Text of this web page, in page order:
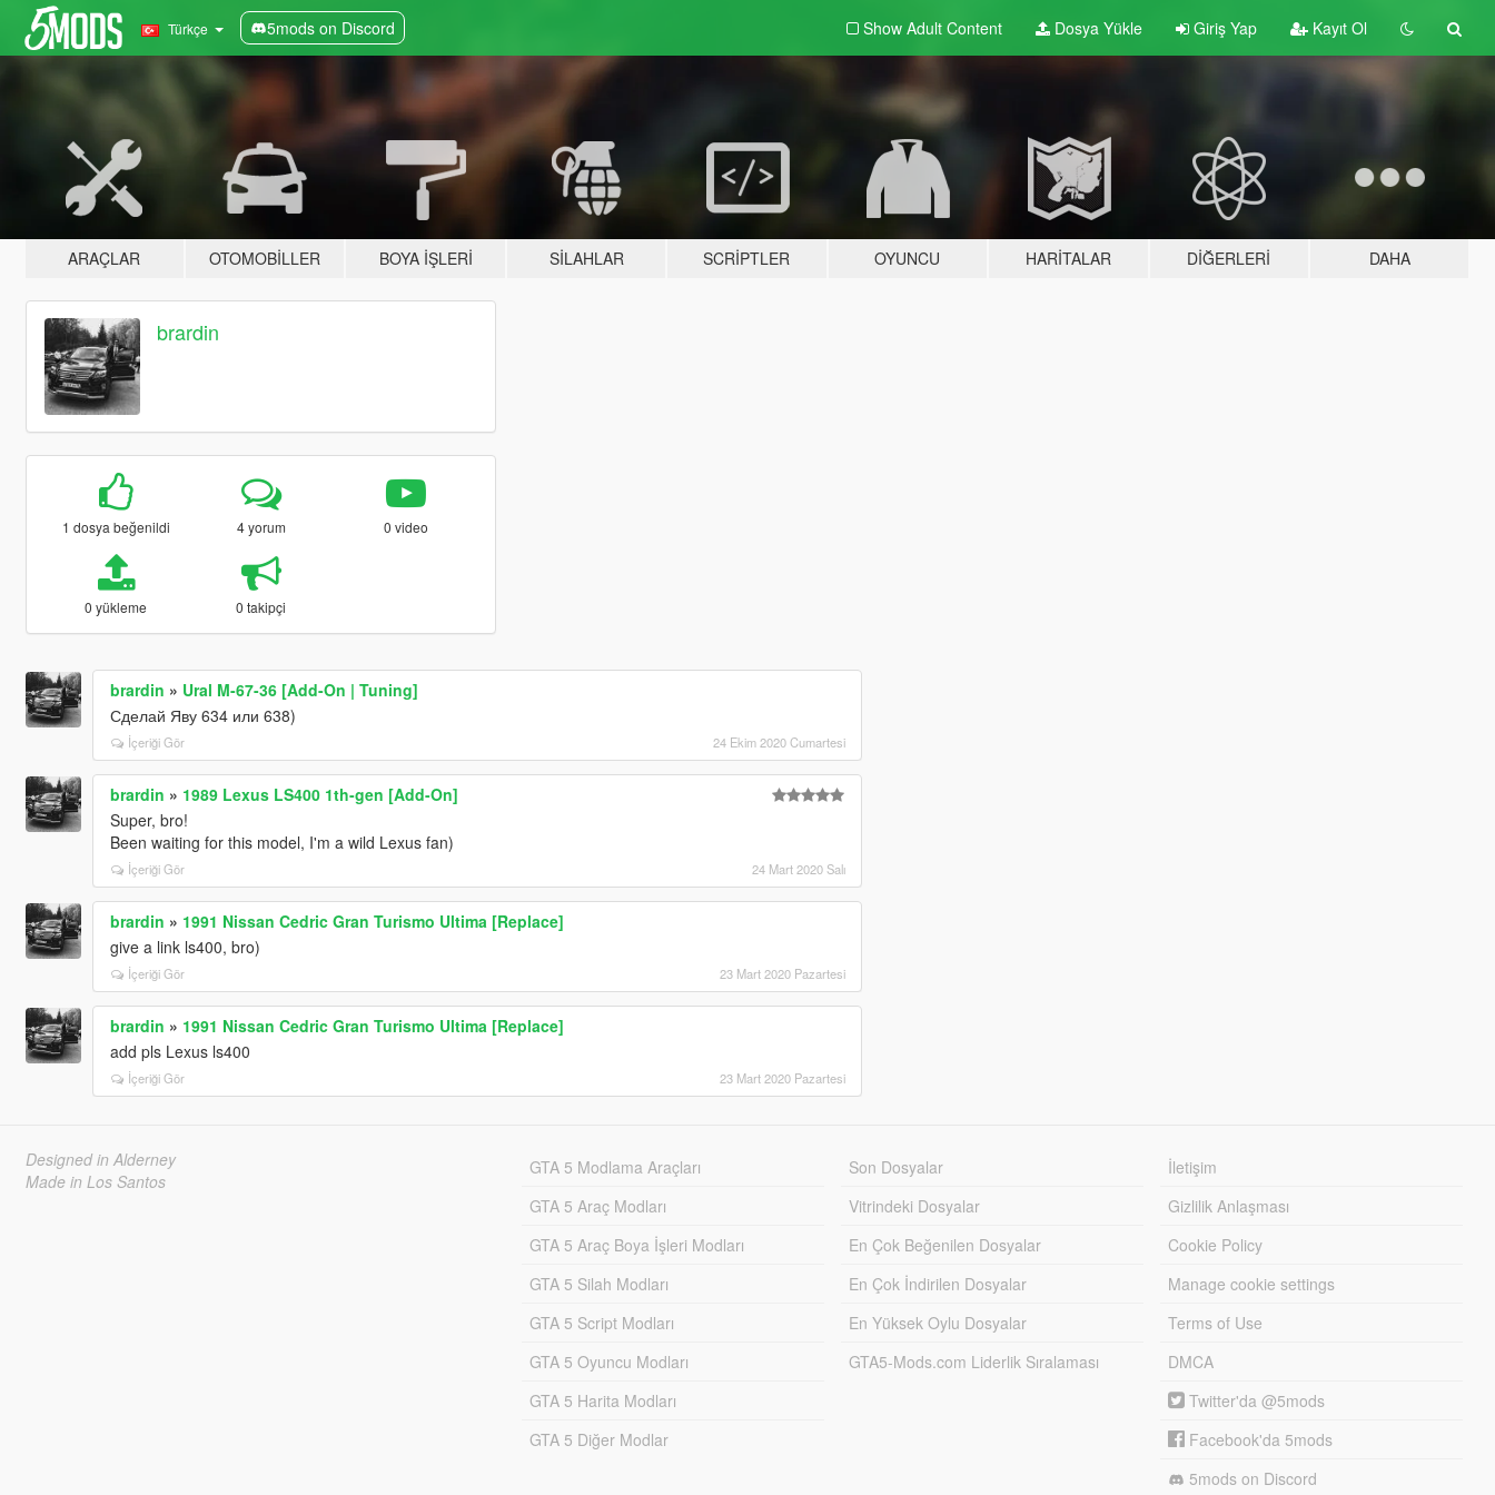
Türkçe 5mods on Discord Show Adult Content Dosya Yükle Giriş Yap Kayıt Ol
ARAÇLAR OTOMOBILLER BOYA İŞLERI SILAHLAR SCRIPTLER OYUNCU HARITALAR DIĞERLERI DAHA
brardin
1 dosya beğenildi 4 yorum 0 video
0 yükleme 0 takipçi
brardin » Ural M-67-36 [Add-On | Tuning]
Сделай Яву 634 или 638)
İçeriği Gör 24 Ekim 2020 Cumartesi
brardin » 1989 Lexus LS400 1th-gen [Add-On]
Super, bro!
Been waiting for this model, I'm a wild Lexus fan)
İçeriği Gör 24 Mart 2020 Salı
brardin » 1991 Nissan Cedric Gran Turismo Ultima [Replace]
give a link ls400, bro)
İçeriği Gör 23 Mart 2020 Pazartesi
brardin » 1991 Nissan Cedric Gran Turismo Ultima [Replace]
add pls Lexus ls400
İçeriği Gör 23 Mart 2020 Pazartesi
Designed in Alderney
Made in Los Santos
GTA 5 Modlama Araçları
GTA 5 Araç Modları
GTA 5 Araç Boya İşleri Modları
GTA 5 Silah Modları
GTA 5 Script Modları
GTA 5 Oyuncu Modları
GTA 5 Harita Modları
GTA 5 Diğer Modlar
Son Dosyalar
Vitrindeki Dosyalar
En Çok Beğenilen Dosyalar
En Çok İndirilen Dosyalar
En Yüksek Oylu Dosyalar
GTA5-Mods.com Liderlik Sıralaması
İletişim
Gizlilik Anlaşması
Cookie Policy
Manage cookie settings
Terms of Use
DMCA
Twitter'da @5mods
Facebook'da 5mods
5mods on Discord